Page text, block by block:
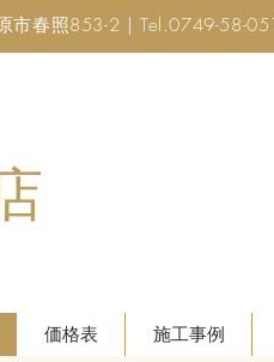
春照853-2 | Tel.0749-58-
価格表 施工事例